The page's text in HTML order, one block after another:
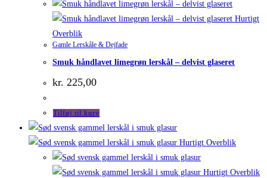
Hurtigt
Overblik
Gamle Lerskåle & Dejfade
Smuk håndlavet limegrøn lerskål – delvist glaseret
kr. 225,00
Tilføj til kurv
Hurtigt Overblik
Hurtigt Overblik